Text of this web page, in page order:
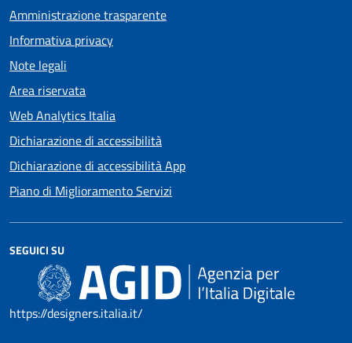
Amministrazione trasparente
Informativa privacy
Note legali
Area riservata
Web Analytics Italia
Dichiarazione di accessibilità
Dichiarazione di accessibilità App
Piano di Miglioramento Servizi
SEGUICI SU
https://designers.italia.it/